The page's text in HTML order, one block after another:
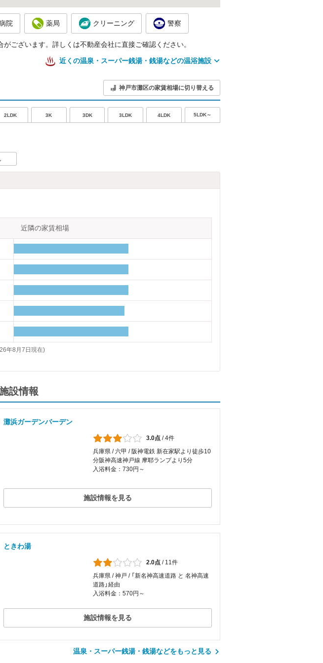
院 薬局 クリーニング 警察
ございます。詳しくは不動産会社に直接ご確認ください。
近くの温泉・スーパー銭湯・銭湯などの温浴施設
神戸市灘区の家賃相場に切り替える
2LDK 3K 3DK 3LDK 4LDK 5LDK～
近隣の家賃相場
年8月7日現在)
設情報
灘浜ガーデンバーデン
3.0点 /4件
兵庫県 / 六甲 / 阪神電鉄 新在家駅より徒歩10
分阪神高速神戸線 摩耶ランプより5分
入浴料金：730円～
施設情報を見る
ときわ湯
2.0点 / 11件
兵庫県 / 神戸 / 「新名神高速道路 と 名神高速
道路」経由
入浴料金：570円～
施設情報を見る
温泉・スーパー銭湯・銭湯などをもっと見る